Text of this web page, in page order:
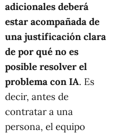
adicionales deberá
estar acompañada de
una justificación clara
de por qué no es
posible resolver el
problema con IA. Es
decir, antes de
contratar a una
persona, el equipo